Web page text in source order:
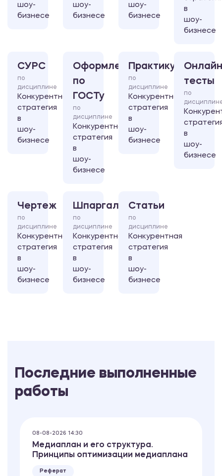
шоу-
бизнесе
шоу-
бизнесе
шоу-
бизнесе
в
шоу-
бизнесе
СУРС
по
дисциплине
Конкурентная
стратегия
в
шоу-
бизнесе
Оформление
по
ГОСТу
по
дисциплине
Конкурентная
стратегия
в
шоу-
бизнесе
Практикум
по
дисциплине
Конкурентная
стратегия
в
шоу-
бизнесе
тесты
по
в
шоу-
бизнесе
Чертеж
по
дисциплине
Конкурентная
стратегия
в
шоу-
бизнесе
Шпаргалка
по
дисциплине
Конкурентная
стратегия
в
шоу-
бизнесе
Статьи
по
дисциплине
Конкурентная
стратегия
в
шоу-
бизнесе
Последние выполненные
работы
08-08-2026 14:30
Медиаплан и его структура.
Принципы оптимизации медиаплана
Реферат